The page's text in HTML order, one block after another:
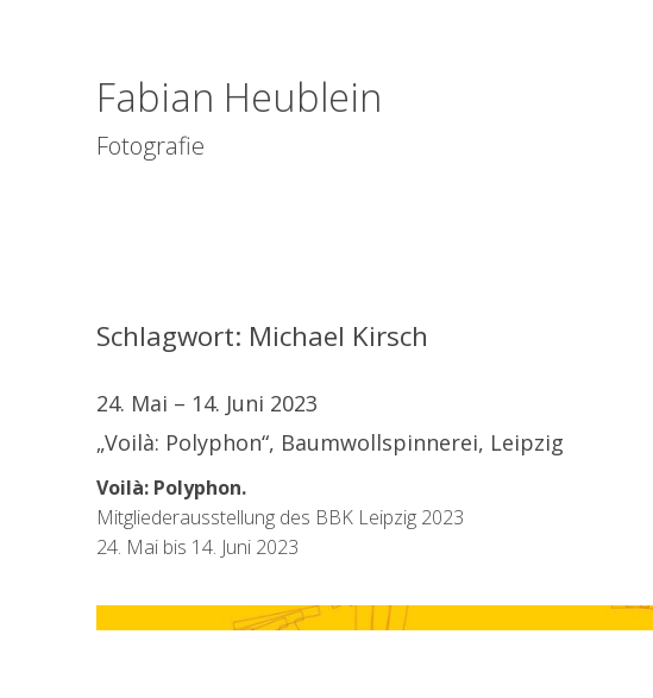
Fabian Heublein
Fotografie
Schlagwort: Michael Kirsch
24. Mai – 14. Juni 2023
„Voilà: Polyphon“, Baumwollspinnerei, Leipzig
Voilà: Polyphon.
Mitgliederausstellung des BBK Leipzig 2023
24. Mai bis 14. Juni 2023